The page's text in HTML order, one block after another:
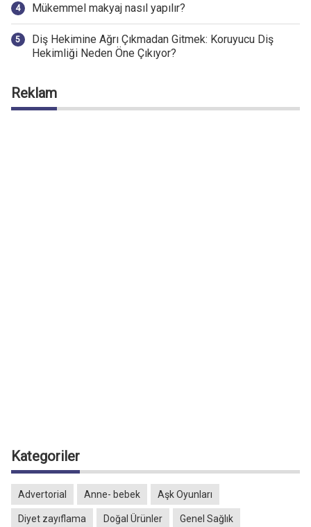
Mükemmel makyaj nasıl yapılır?
Diş Hekimine Ağrı Çıkmadan Gitmek: Koruyucu Diş
Hekimliği Neden Öne Çıkıyor?
Reklam
Kategoriler
Advertorial Anne- bebek Aşk Oyunları
Diyet zayıflama Doğal Ürünler Genel Sağlık